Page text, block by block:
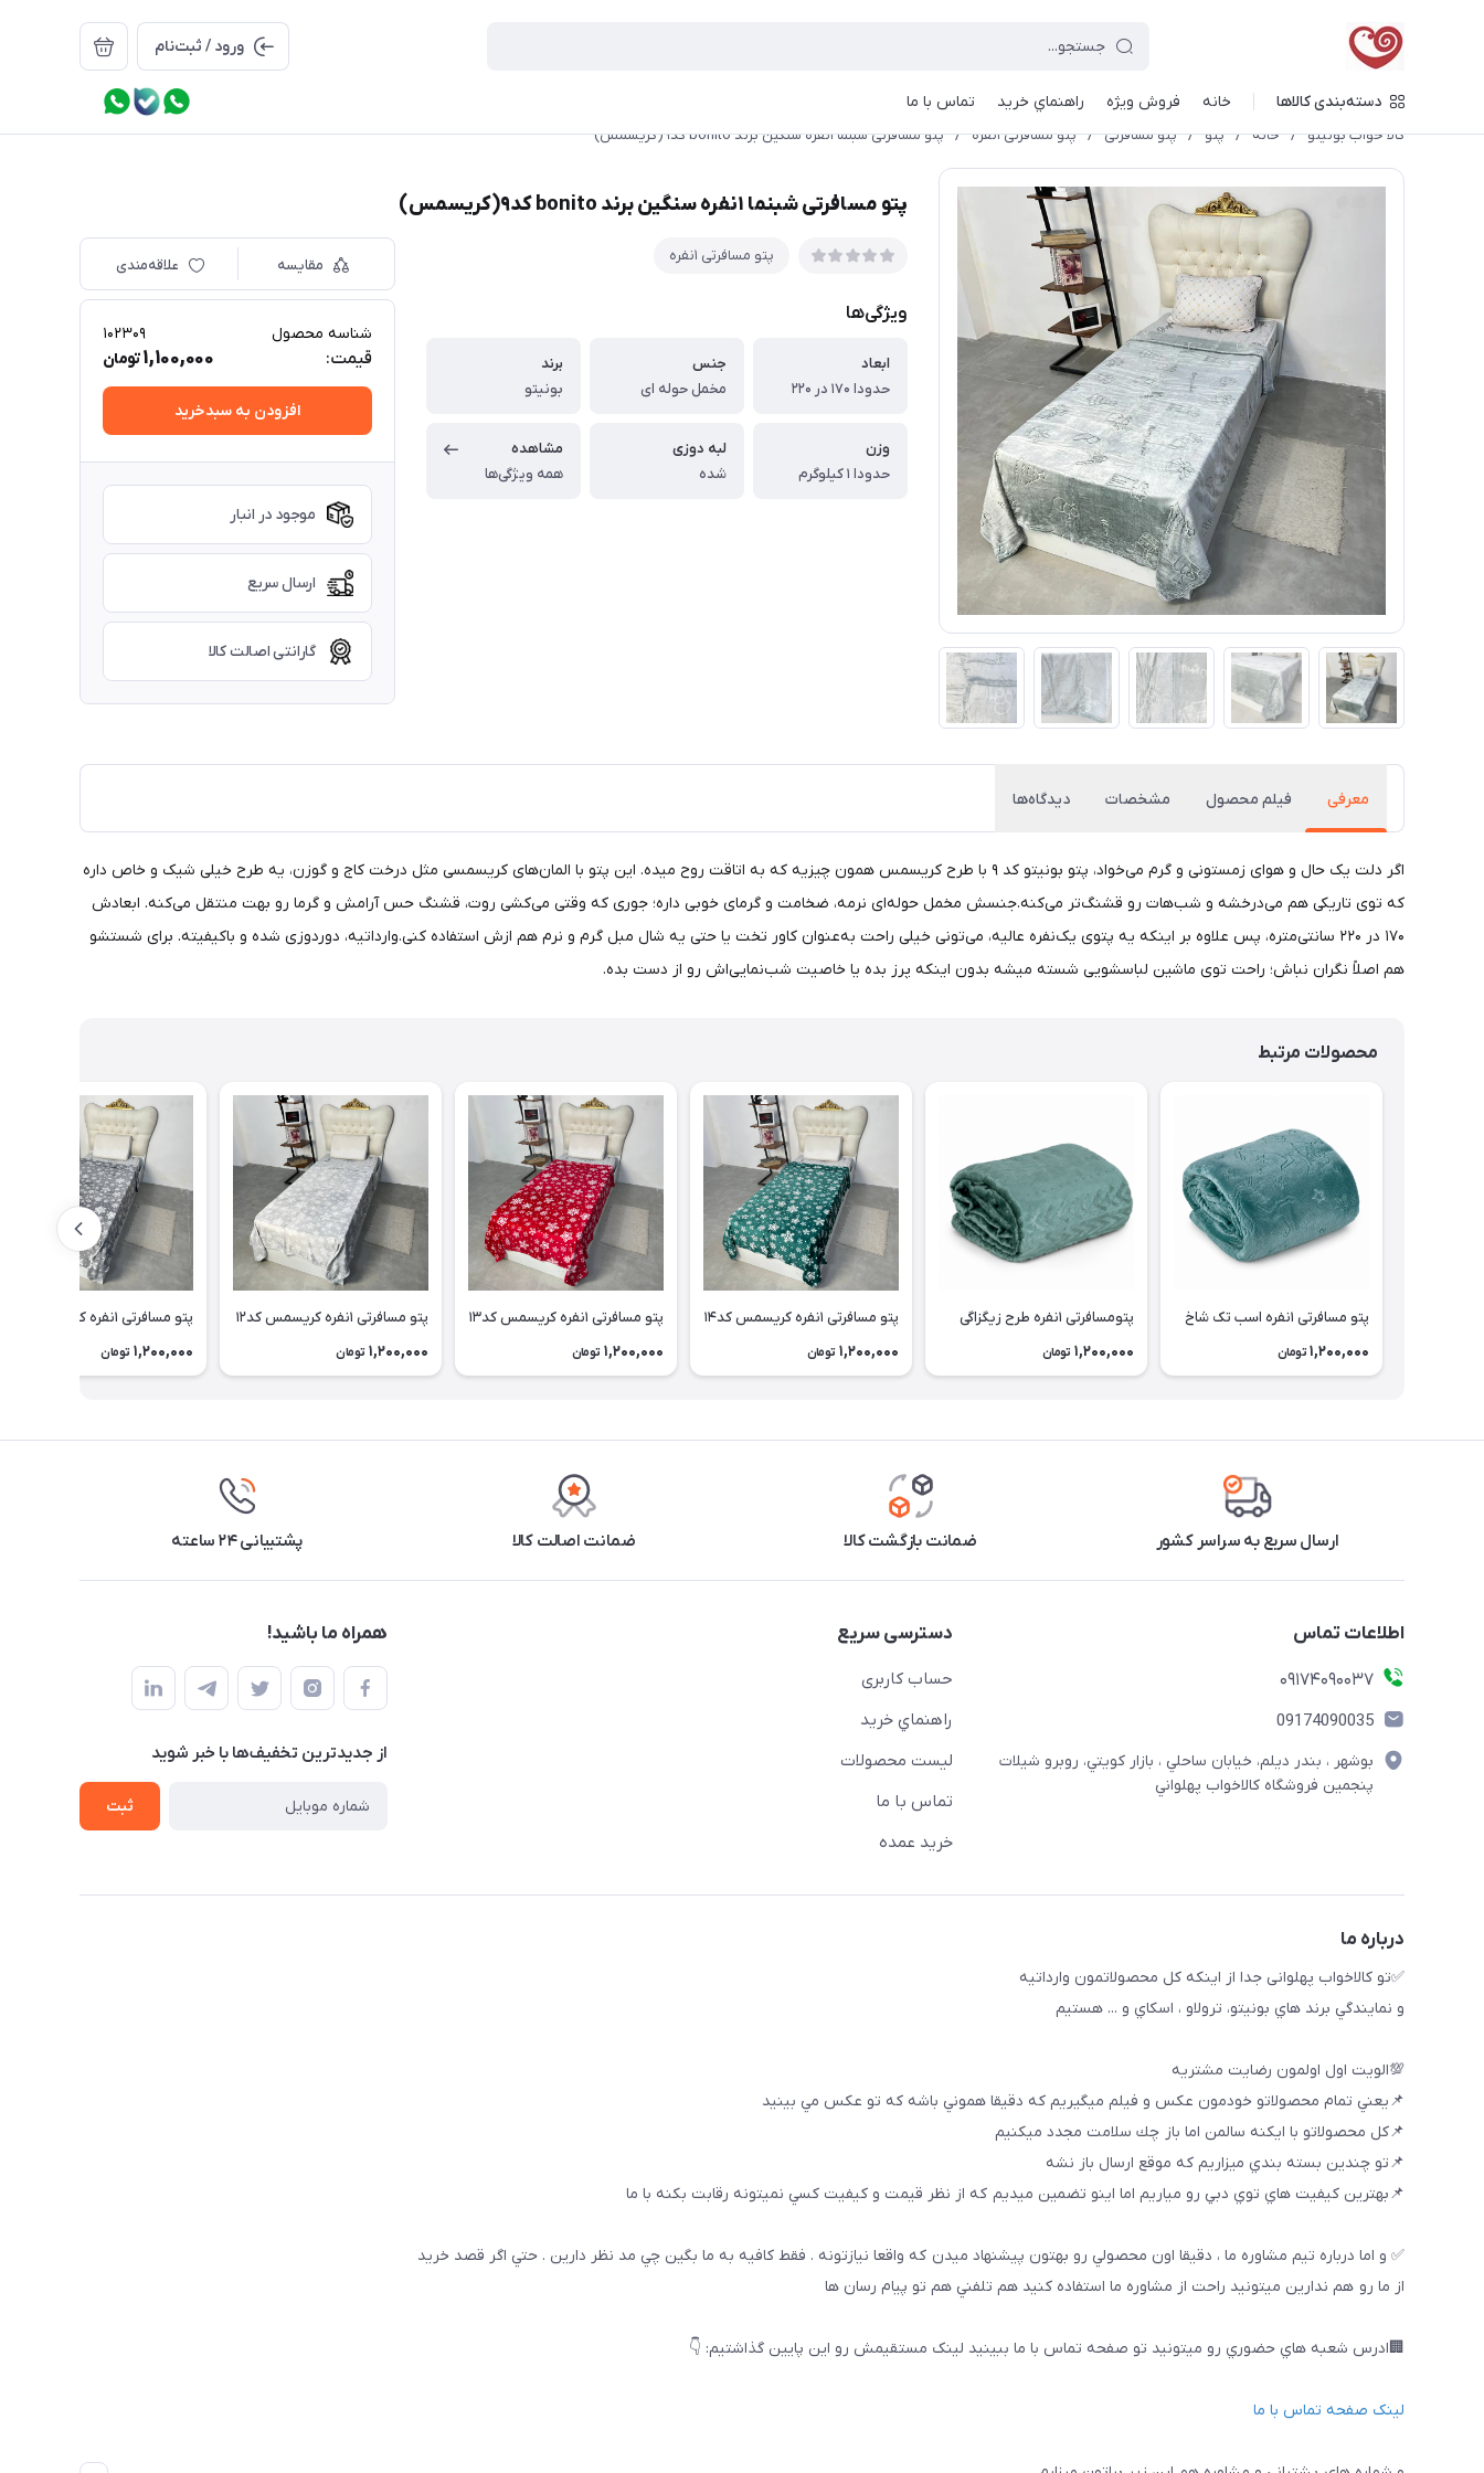
ورود / ثبت‌نام
دسته‌بندی کالاها خانه فروش ویژه راهنماي خريد تماس با ما
کالا خواب بونیتو / خانه / پتو / پتو مسافرتی / پتو مسافرتی ۱نفره / پتو مسافرتی شبنما ۱نفره سنگین برند bonito کد۹(کریسمس)
پتو مسافرتی شبنما ۱نفره سنگین برند bonito کد۹(کریسمس)
پتو مسافرتی ۱نفره
ویژگی‌ها
ابعاد
حدودا ۱۷۰ در ۲۲۰
جنس
مخمل حوله ای
برند
بونیتو
وزن
حدودا ۱ کیلوگرم
لبه دوزی
شده
مشاهده
همه ویژگی‌ها
مقایسه علاقه‌مندی
شناسه محصول 102309
قیمت: 1,100,000تومان
افزودن به سبدخرید
موجود در انبار
ارسال سریع
گارانتی اصالت کالا
معرفی فیلم محصول مشخصات دیدگاه‌ها
اگر دلت یک حال و هوای زمستونی و گرم می‌خواد، پتو بونیتو کد ۹ با طرح کریسمس همون چیزیه که به اتاقت روح میده. این پتو با المان‌های کریسمسی مثل درخت کاج و گوزن، یه طرح خیلی شیک و خاص داره
که توی تاریکی هم می‌درخشه و شب‌هات رو قشنگ‌تر می‌کنه.جنسش مخمل حوله‌ای نرمه، ضخامت و گرمای خوبی داره؛ جوری که وقتی می‌کشی روت، قشنگ حس آرامش و گرما رو بهت منتقل می‌کنه. ابعادش
۱۷۰ در ۲۲۰ سانتی‌متره، پس علاوه بر اینکه یه پتوی یک‌نفره عالیه، می‌تونی خیلی راحت به‌عنوان کاور تخت یا حتی یه شال مبل گرم و نرم هم ازش استفاده کنی.وارداتیه، دوردوزی شده و باکیفیته. برای شستشو
هم اصلاً نگران نباش؛ راحت توی ماشین لباسشویی شسته میشه بدون اینکه پرز بده یا خاصیت شب‌نمایی‌اش رو از دست بده.
محصولات مرتبط
پتو مسافرتی ۱نفره اسب تک شاخ
1,200,000 تومان
پتومسافرتی ۱نفره طرح زیگزاگی
1,200,000 تومان
پتو مسافرتی ۱نفره کریسمس کد۱۴
1,200,000 تومان
پتو مسافرتی ۱نفره کریسمس کد۱۳
1,200,000 تومان
پتو مسافرتی ۱نفره کریسمس کد۱۲
1,200,000 تومان
پتو مسافرتی ۱نفره کریسمس کد۹
1,200,000 تومان
ارسال سریع به سراسر کشور ضمانت بازگشت کالا ضمانت اصالت کالا پشتیبانی ۲۴ ساعته
اطلاعات تماس
09174090037
09174090035
بوشهر ، بندر ديلم، خيابان ساحلي ، بازار كويتي، روبرو شيلات
پنجمين فروشگاه كالاخواب پهلواني
دسترسی سریع
حساب کاربری
راهنماي خريد
لیست محصولات
تماس با ما
خريد عمده
همراه ما باشید!
از جدید‌ترین تخفیف‌ها با‌ خبر شوید
ثبت
درباره ما
✅تو كالاخواب پهلوانى جدا از اينكه كل محصولاتمون وارداتيه
و نمايندگي برند هاي بونيتو، ترولاو ، اسكاي و ... هستيم
💯الويت اول اولمون رضايت مشتريه
📌يعني تمام محصولاتو خودمون عكس و فيلم ميگيريم كه دقيقا هموني باشه كه تو عكس مي بينيد
📌كل محصولاتو با ايكنه سالمن اما باز چك سلامت مجدد ميكنيم
📌تو چندين بسته بندي ميزاريم كه موقع ارسال باز نشه
📌بهترين كيفيت هاي توي دبي رو مياريم اما اينو تضمين ميديم كه از نظر قيمت و كيفيت كسي نميتونه رقابت بكنه با ما
✅ و اما درباره تيم مشاوره ما ، دقيقا اون محصولي رو بهتون پيشنهاد ميدن كه واقعا نيازتونه . فقط كافيه به ما بگين چي مد نظر دارين . حتي اگر قصد خريد
از ما رو هم ندارين ميتونيد راحت از مشاوره ما استفاده كنيد هم تلفني هم تو پيام رسان ها
🏢ادرس شعبه هاي حضوري رو ميتونيد تو صفحه تماس با ما ببینيد لینک مستقیمش رو این پایین گذاشتیم: 👇
لینک صفحه تماس با ما